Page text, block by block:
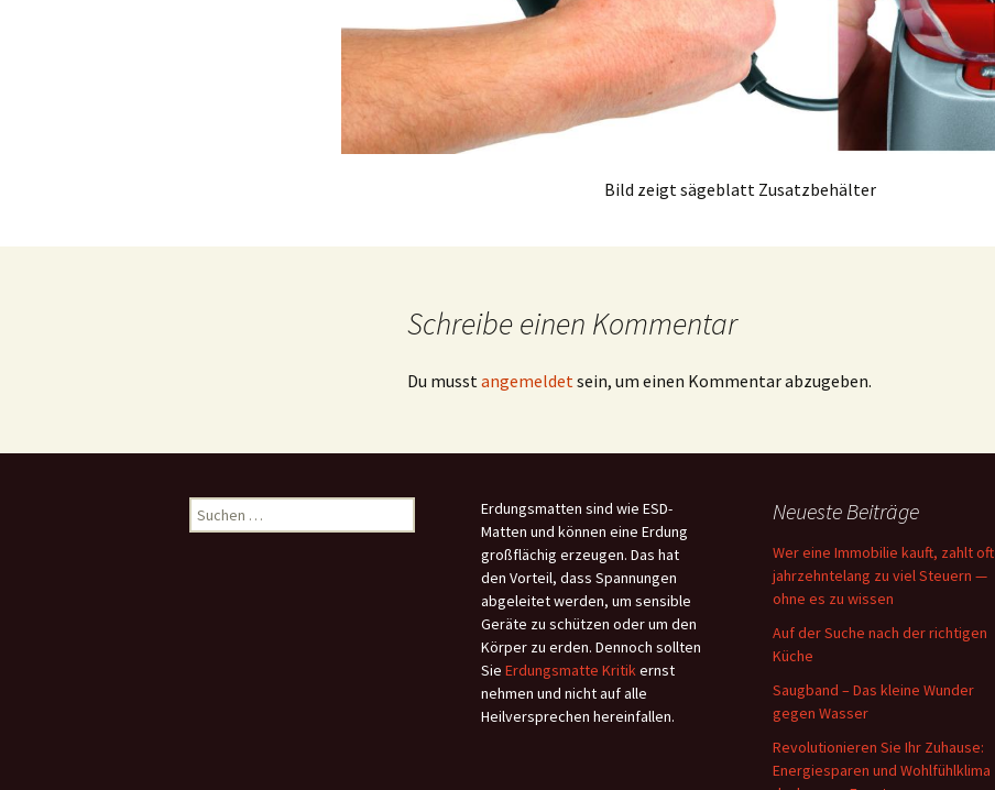
Bild zeigt sägeblatt Zusatzbehälter
Schreibe einen Kommentar
Du musstangemeldetsein, um einen Kommentar abzugeben.
Suchen
nach:
Erdungsmatten sind wie ESD-
Matten und können eine Erdung
großflächig erzeugen. Das hat
den Vorteil, dass Spannungen
abgeleitet werden, um sensible
Geräte zu schützen oder um den
Körper zu erden. Dennoch sollten
Sie Erdungsmatte Kritikernst
nehmen und nicht auf alle
Heilversprechen hereinfallen.
Neueste Beiträge
Wer eine Immobilie kauft, zahlt oft
jahrzehntelang zu viel Steuern —
ohne es zu wissen
Auf der Suche nach der richtigen
Küche
Saugband – Das kleine Wunder
gegen Wasser
Revolutionieren Sie Ihr Zuhause:
Energiesparen und Wohlfühlklima